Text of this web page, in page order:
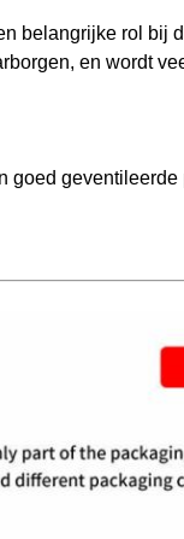
belangrijke rol
en wordt
goed